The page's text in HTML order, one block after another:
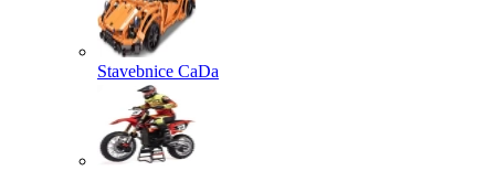
Stavebnice CaDa